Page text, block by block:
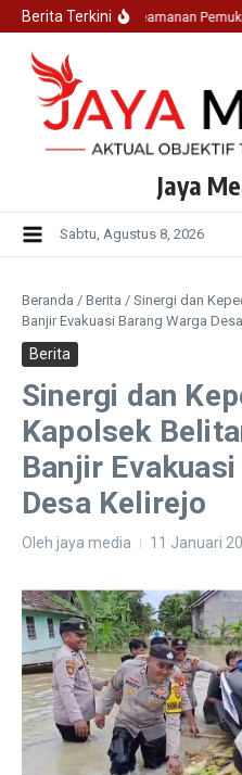
Lewati ke konten
Berita TerkiniJaga Keamanan
Jaya
Sabtu, Agustus 8, 2026
Beranda / Berita / Sinergi dan
Banjir Evakuasi Barang Warga
Berita
Sinergi dan
Kapolsek
Banjir
Desa Kelirejo
Oleh jaya media 11 Januari